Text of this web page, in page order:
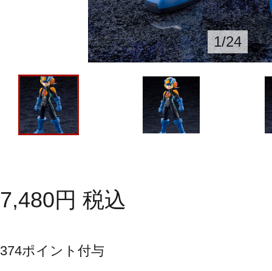
1/24
7,480円 税込
374ポイント付与